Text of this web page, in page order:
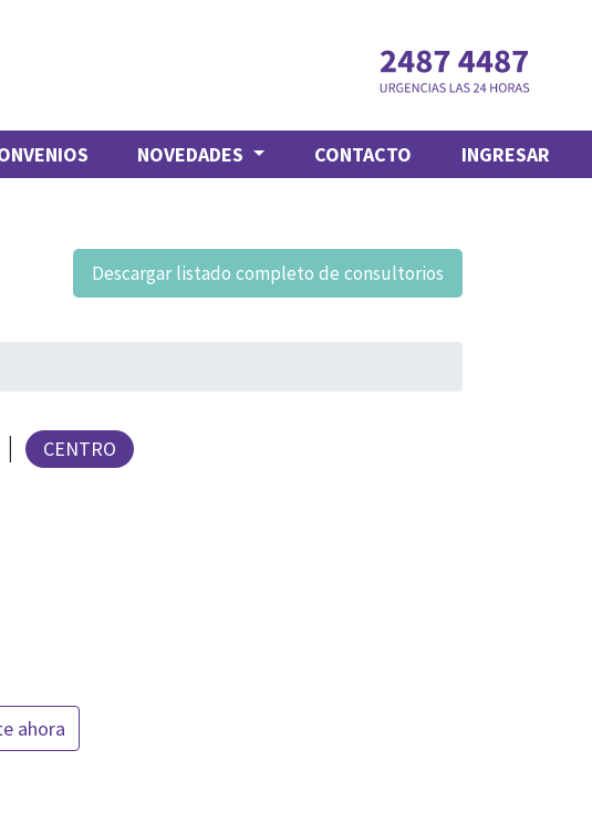
NOVEDADES CONTACTO INGRESAR
Descargar listado completo de consultorios
| CENTRO
ahora